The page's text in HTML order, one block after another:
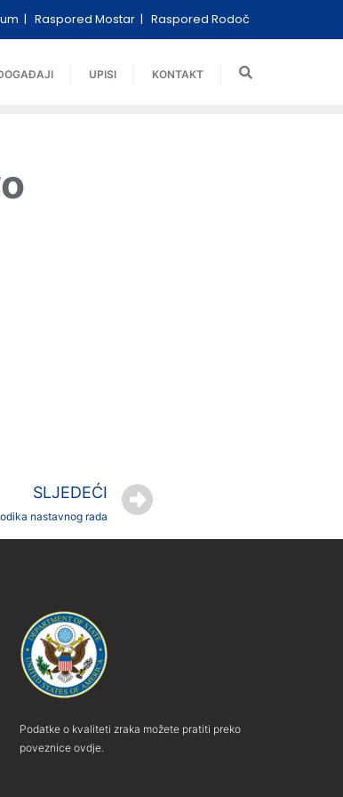
Raspored Mostar Raspored Rodoč
UPISI KONTAKT
SLJEDEĆI
nastavnog rada
Podatke o kvaliteti zraka možete pratiti preko
poveznice ovdje.